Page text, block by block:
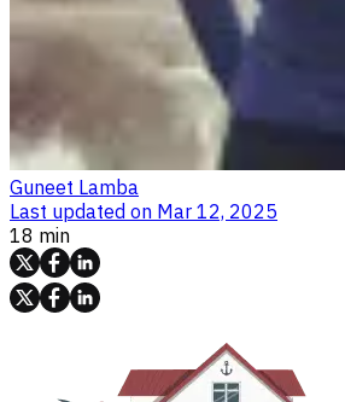
Guneet Lamba
Last updated on Mar 12, 2025
18 min